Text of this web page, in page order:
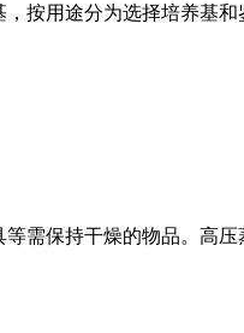
按用途分为选择培养基和
需保持干燥的物品。高压